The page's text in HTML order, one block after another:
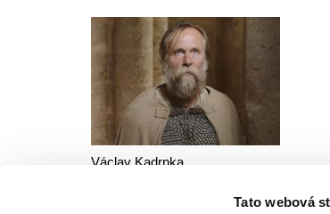
Tato webová
Václav Kadrnka